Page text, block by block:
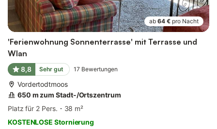
ab 64 € pro Nacht
'Ferienwohnung Sonnenterrasse' mit Terrasse und
Wlan
8,8 Sehr gut 17 Bewertungen
Vordertodtmoos
650 m zum Stadt-/Ortszentrum
Platz für 2 Pers.
38 m²
KOSTENLOSE Stornierung